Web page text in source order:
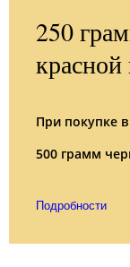
250
При покупке
500 грамм
Подробности